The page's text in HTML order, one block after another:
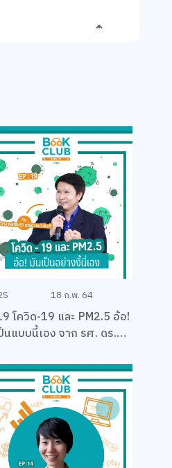
18 ก.พ. 64
โควิด-19 และ PM2.5 อ้อ!
นแบบนี้เอง จาก รศ. ดร.